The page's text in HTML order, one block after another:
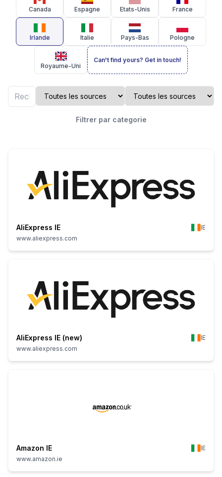
Canada Espagne Etats-Unis France
Irlande Italie Pays-Bas Pologne
Royaume-Uni
Can't find yours? Get in touch!
Filtrer par categorie
AliExpress IE
IE
www.aliexpress.com
AliExpress IE (new)
IE
www.aliexpress.com
Amazon IE
IE
www.amazon.ie